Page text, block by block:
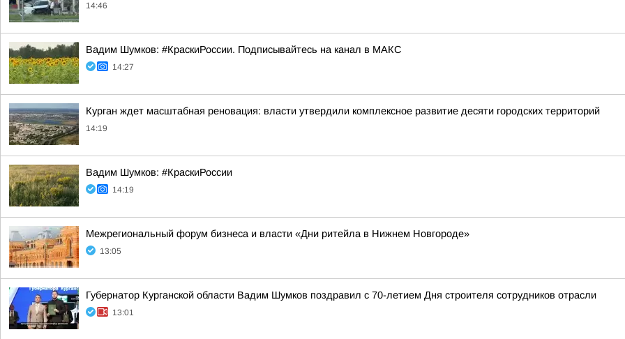
14:46
Вадим Шумков: #КраскиРоссии. Подписывайтесь на канал в МАКС
14:27
Курган ждет масштабная реновация: власти утвердили комплексное развитие десяти городских территорий
14:19
Вадим Шумков: #КраскиРоссии
14:19
Межрегиональный форум бизнеса и власти «Дни ритейла в Нижнем Новгороде»
13:05
Губернатор Курганской области Вадим Шумков поздравил с 70-летием Дня строителя сотрудников отрасли
13:01